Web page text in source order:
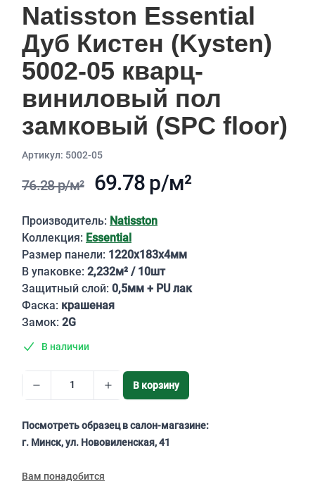
Natisston Essential
Дуб Кистен (Kysten)
5002-05 кварц-
виниловый пол
замковый (SPC floor)
Aртикул: 5002-05
76.28 р/м² 69.78 р/м²
Описание
Производитель: Natisston
Коллекция: Essential
Размер панели: 1220х183х4мм
В упаковке: 2,232м² / 10шт
Защитный слой: 0,5мм + PU лак
Фаска: крашеная
Замок: 2G
В наличии
В корзину
Посмотреть образец в салон-магазине:
г. Минск, ул. Нововиленская, 41
Вам понадобится